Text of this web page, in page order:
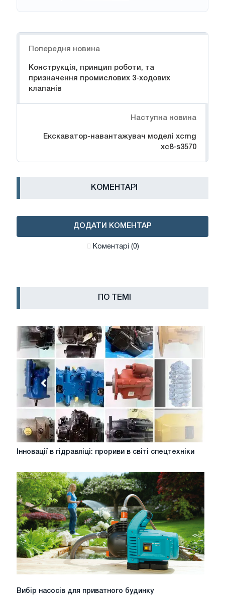
Попередня новина
Конструкція, принцип роботи, та
призначення промислових 3-ходових
клапанів
Наступна новина
Екскаватор-навантажувач моделі xcmg
xc8-s3570
КОМЕНТАРІ
ДОДАТИ КОМЕНТАР
Коментарі (0)
ПО ТЕМІ
Інновації
прориви
в
світі
спецтехніки
Інновації в гідравліці: прориви в світі спецтехніки
Вибір
Вибір насосів для приватного будинку